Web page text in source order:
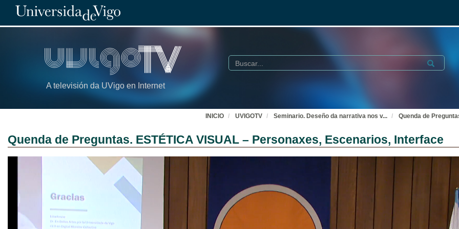
A televisión da UVigo en Internet
Buscar Submit
INICIO UVIGOTV Seminario. Deseño da narrativa nos v... Quenda de
Quenda de Preguntas. ESTÉTICA VISUAL – Personaxes, Escenarios, Interface